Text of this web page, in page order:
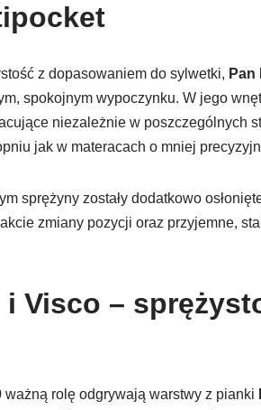
z dopasowaniem do sylwetki, Pan
spokojnym wypoczynku. W jego
niezależnie w poszczególnych
jak w materacach o mniej
sprężyny zostały dodatkowo
zmiany pozycji oraz przyjemne,
Visco –
ważną rolę odgrywają warstwy z pianki